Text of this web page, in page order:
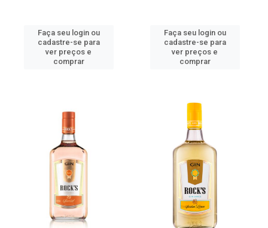
Faça seu login ou
cadastre-se para
ver preços e
comprar
Faça seu login ou
cadastre-se para
ver preços e
comprar